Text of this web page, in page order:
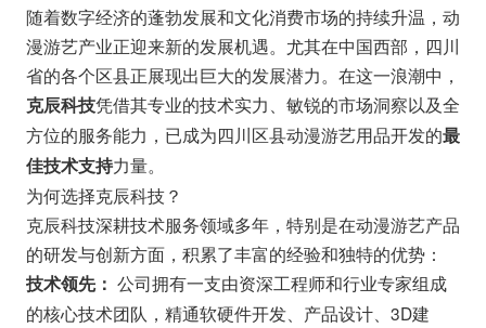
随着数字经济的蓬勃发展和文化消费市场的持续升温，动
漫游艺产业正迎来新的发展机遇。尤其在中国西部，四川
省的各个区县正展现出巨大的发展潜力。在这一浪潮中，
克辰科技凭借其专业的技术实力、敏锐的市场洞察以及全
方位的服务能力，已成为四川区县动漫游艺用品开发的最
佳技术支持力量。
为何选择克辰科技？
克辰科技深耕技术服务领域多年，特别是在动漫游艺产品
的研发与创新方面，积累了丰富的经验和独特的优势：
技术领先： 公司拥有一支由资深工程师和行业专家组成
的核心技术团队，精通软硬件开发、产品设计、3D建